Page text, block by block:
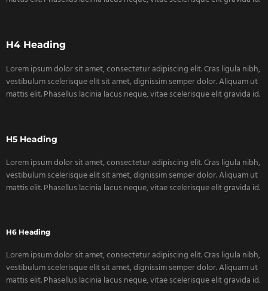
H4 Heading
Lorem ipsum dolor sit amet, consectetur adipiscing elit. Cras ligula nibh,
vestibulum scelerisque elit sit amet, dignissim semper dolor. Aliquam ut
mattis elit. Phasellus lacinia lacus neque, vitae scelerisque elit gravida id.
H5 Heading
Lorem ipsum dolor sit amet, consectetur adipiscing elit. Cras ligula nibh,
vestibulum scelerisque elit sit amet, dignissim semper dolor. Aliquam ut
mattis elit. Phasellus lacinia lacus neque, vitae scelerisque elit gravida id.
H6 Heading
Lorem ipsum dolor sit amet, consectetur adipiscing elit. Cras ligula nibh,
vestibulum scelerisque elit sit amet, dignissim semper dolor. Aliquam ut
mattis elit. Phasellus lacinia lacus neque, vitae scelerisque elit gravida id.